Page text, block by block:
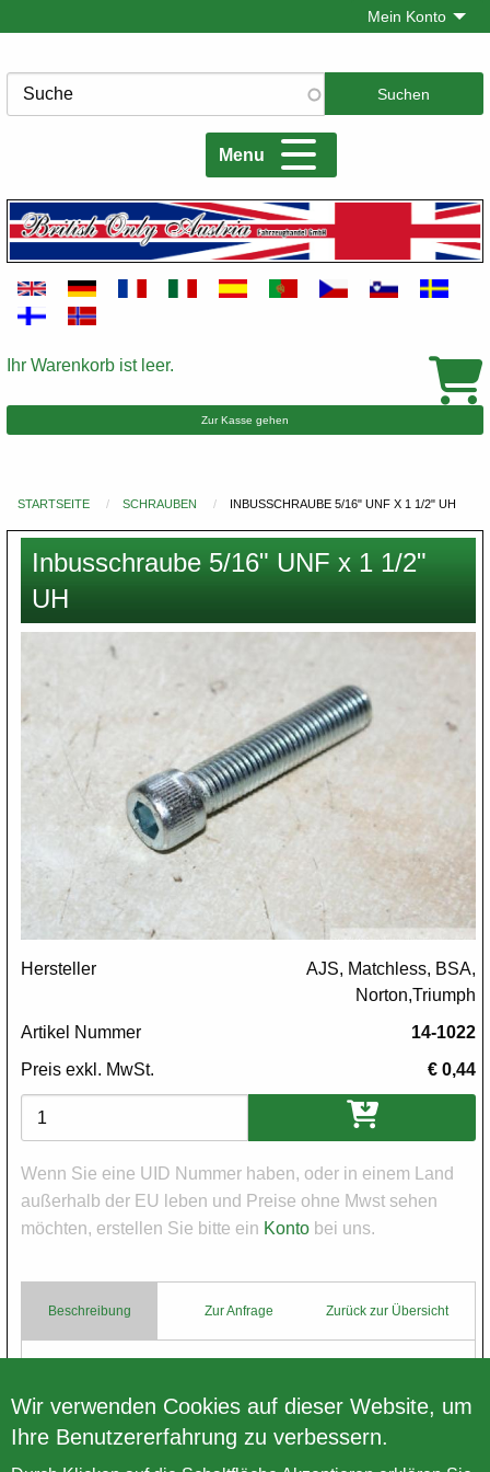
zum
Mein Konto
Suche
Menu
Warenkorb
Ihr Warenkorb ist leer.
Zur Kasse gehen
Du
bist
hier
STARTSEITE SCHRAUBEN INBUSSCHRAUBE 5/16" UNF X 1 1/2" UH
Inbusschraube 5/16" UNF x 1 1/2"
UH
Hersteller
AJS, Matchless, BSA,
Norton,Triumph
Artikel Nummer
14-1022
Preis exkl. MwSt.
€ 0,44
Varianten
Wenn Sie eine UID Nummer haben, oder in einem Land
außerhalb der EU leben und Preise ohne Mwst sehen
möchten, erstellen Sie bitte ein Konto bei uns.
Beschreibung Zurück zur Übersicht
Zur Anfrage
Zurück zur Übersicht
Wir verwenden Cookies auf dieser Website, um
Ihre Benutzererfahrung zu verbessern.